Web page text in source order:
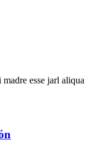
esse jarl aliqua